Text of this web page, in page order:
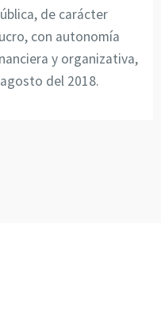
de carácter
con autonomía
y organizativa,
del 2018.